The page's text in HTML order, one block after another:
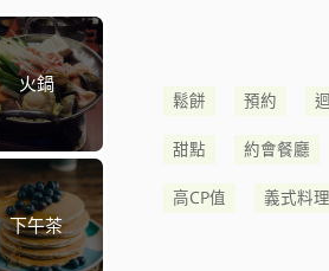
火鍋
下午茶
鬆餅 預約
甜點 約會餐廳
高CP值 義式料理